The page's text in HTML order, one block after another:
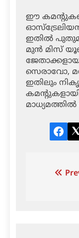
ഈ
ഇതില്‍
മുന്‍ മിസ്
സെരാവോ,
ഇതിലും
മാധ്യമത്തില്‍
Post